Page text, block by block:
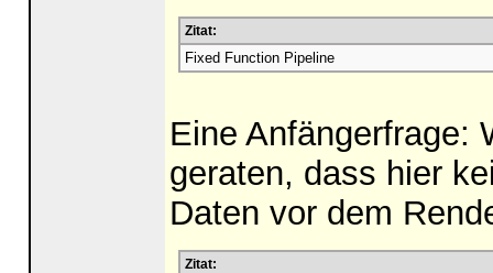
Zitat:
Fixed Function Pipeline
Eine Anfängerfrage:
geraten, dass hier
Daten vor dem
Zitat: